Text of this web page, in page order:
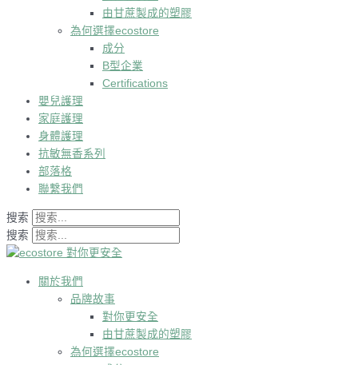
由甘蔗製成的塑膠
為何選擇ecostore
成分
B型企業
Certifications
嬰兒護理
家庭護理
身體護理
抗敏無香系列
部落格
聯繫我們
搜索
搜索
關於我們
品牌故事
對你更安全
由甘蔗製成的塑膠
為何選擇ecostore